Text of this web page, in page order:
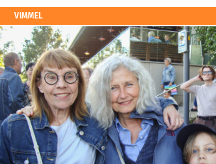
VIMMEL